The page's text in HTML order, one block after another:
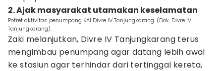
2. Ajak masyarakat utamakan keselamatan
Potret aktivitas penumpang KAI Divre IV Tanjungkarang. (Dok. Divre IV
Tanjungkarang).
Zaki melanjutkan, Divre IV Tanjungkarang terus
mengimbau penumpang agar datang lebih awal
ke stasiun agar terhindar dari tertinggal kereta,